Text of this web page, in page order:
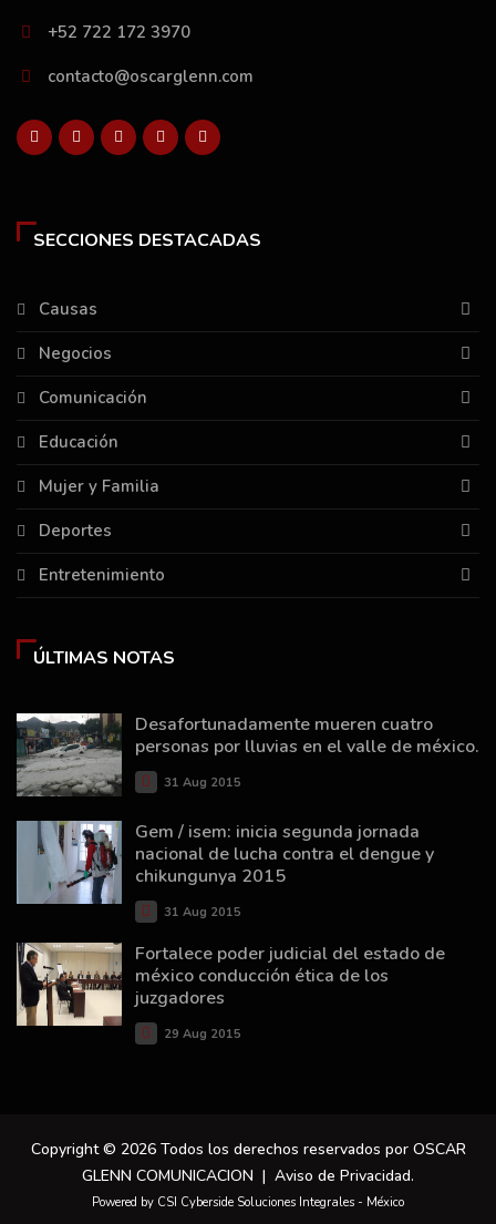
+52 722 172 3970
contacto@oscarglenn.com
SECCIONES DESTACADAS
Causas
Negocios
Comunicación
Educación
Mujer y Familia
Deportes
Entretenimiento
ÚLTIMAS NOTAS
Desafortunadamente mueren cuatro
personas por lluvias en el valle de méxico.
31 Aug 2015
Gem / isem: inicia segunda jornada
nacional de lucha contra el dengue y
chikungunya 2015
31 Aug 2015
Fortalece poder judicial del estado de
méxico conducción ética de los
juzgadores
29 Aug 2015
Copyright © 2026 Todos los derechos reservados por OSCAR
GLENN COMUNICACION | Aviso de Privacidad.
Powered by CSI Cyberside Soluciones Integrales - México